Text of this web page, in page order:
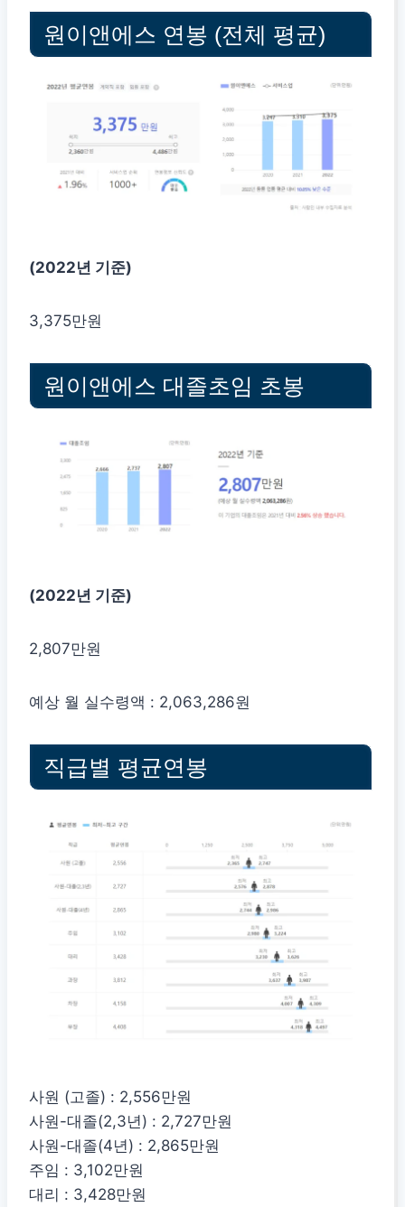
원이앤에스 연봉 (전체 평균)
(2022년 기준)
3,375만원
원이앤에스 대졸초임 초봉
(2022년 기준)
2,807만원
예상 월 실수령액 : 2,063,286원
직급별 평균연봉
사원 (고졸) : 2,556만원
사원-대졸(2,3년) : 2,727만원
사원-대졸(4년) : 2,865만원
주임 : 3,102만원
대리 : 3,428만원